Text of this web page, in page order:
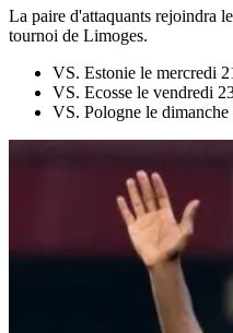
La paire d'attaquants rejoindra
tournoi de Limoges.
VS. Estonie le mercredi
VS. Ecosse le vendredi
VS. Pologne le dimanche